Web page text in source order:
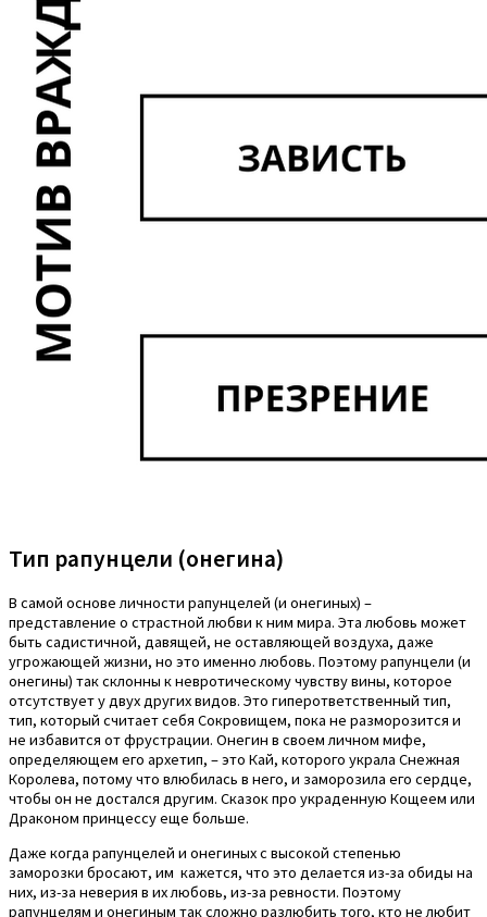
Тип рапунцели (онегина)
В самой основе личности рапунцелей (и онегиных) –
представление о страстной любви к ним мира. Эта любовь может
быть садистичной, давящей, не оставляющей воздуха, даже
угрожающей жизни, но это именно любовь. Поэтому рапунцели (и
онегины) так склонны к невротическому чувству вины, которое
отсутствует у двух других видов. Это гиперответственный тип,
тип, который считает себя Сокровищем, пока не разморозится и
не избавится от фрустрации. Онегин в своем личном мифе,
определяющем его архетип, – это Кай, которого украла Снежная
Королева, потому что влюбилась в него, и заморозила его сердце,
чтобы он не достался другим. Сказок про украденную Кощеем или
Драконом принцессу еще больше.
Даже когда рапунцелей и онегиных с высокой степенью
заморозки бросают, им кажется, что это делается из-за обиды на
них, из-за неверия в их любовь, из-за ревности. Поэтому
рапунцелям и онегиным так сложно разлюбить того, кто не любит